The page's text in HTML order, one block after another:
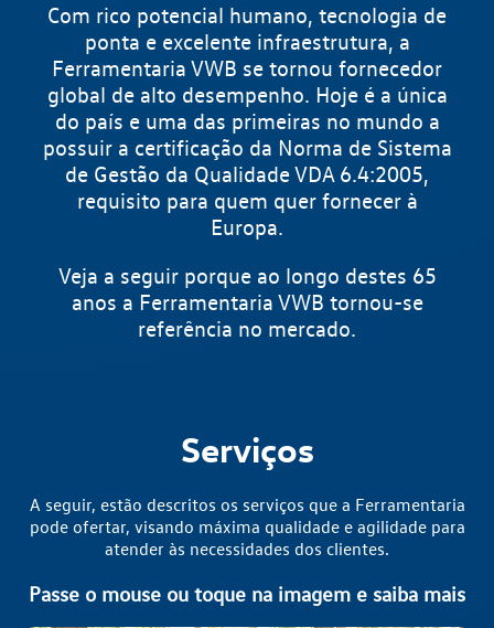
Com rico potencial humano, tecnologia de
ponta e excelente infraestrutura, a
Ferramentaria VWB se tornou fornecedor
global de alto desempenho. Hoje é a única
do país e uma das primeiras no mundo a
possuir a certificação da Norma de Sistema
de Gestão da Qualidade VDA 6.4:2005,
requisito para quem quer fornecer à
Europa.
Veja a seguir porque ao longo destes 65
anos a Ferramentaria VWB tornou-se
referência no mercado.
Serviços
A seguir, estão descritos os serviços que a Ferramentaria
pode ofertar, visando máxima qualidade e agilidade para
atender às necessidades dos clientes.
Passe o mouse ou toque na imagem e saiba mais